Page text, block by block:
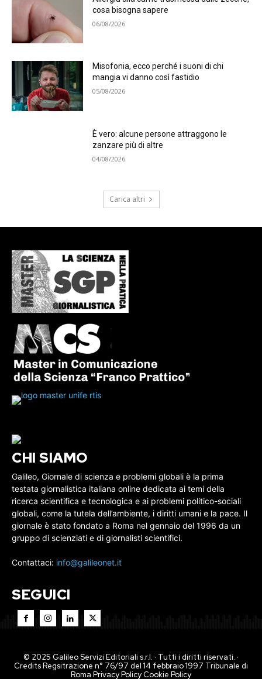
cosa bisogna sapere
06/08/2026
Misofonia, ecco perché i suoni di chi
mangia vi danno così fastidio
05/08/2026
È vero: alcune persone attraggono le
zanzare più di altre
04/08/2026
Carica altri
CHI SIAMO
Galileo, Giornale di scienza e problemi globali è la prima
testata giornalistica italiana online dedicata ai temi della
ricerca scientifica e tecnologica e ai problemi politico-sociali
globali, come la tutela dell’ambiente, i diritti umani e la pace. Il
giornale è stato fondato a Roma nel gennaio del 1996 da un
gruppo di scienziati e di giornalisti scientifici.
Contattaci: info@galileonet.it
SEGUICI
© 2025 Galileo Servizi Editoriali s.r.l. · Tutti i diritti riservati. ·
Credits Regsitrazione n° 76/97 del 14 febbraio 1997 Tribunale di
Roma Privacy PolicyCookie Policy